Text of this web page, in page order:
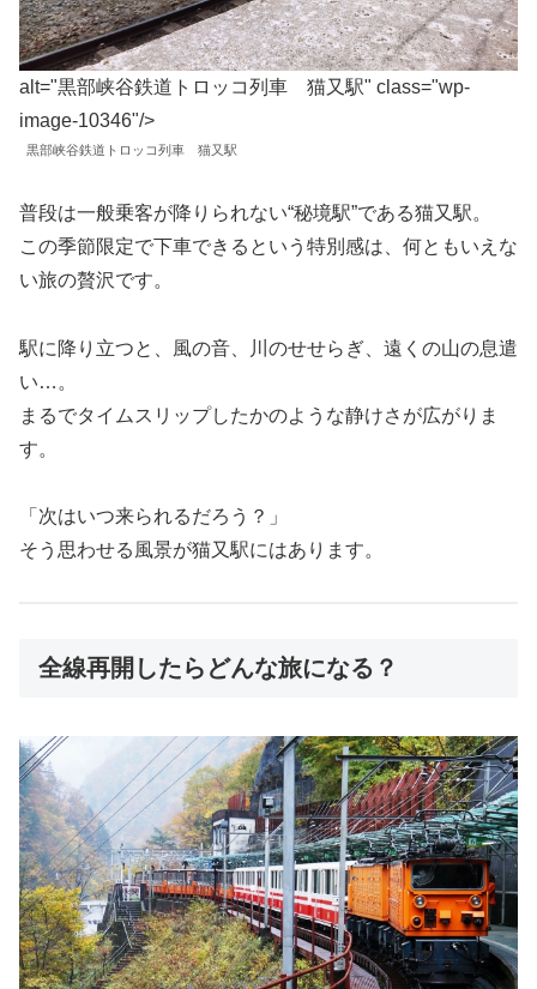
alt="黒部峡谷鉄道トロッコ列車 猫又駅" class="wp-
image-10346"/>
黒部峡谷鉄道トロッコ列車 猫又駅
普段は一般乗客が降りられない“秘境駅”である猫又駅。
この季節限定で下車できるという特別感は、何ともいえな
い旅の贅沢です。
駅に降り立つと、風の音、川のせせらぎ、遠くの山の息遣
い…。
まるでタイムスリップしたかのような静けさが広がりま
す。
「次はいつ来られるだろう？」
そう思わせる風景が猫又駅にはあります。
全線再開したらどんな旅になる？